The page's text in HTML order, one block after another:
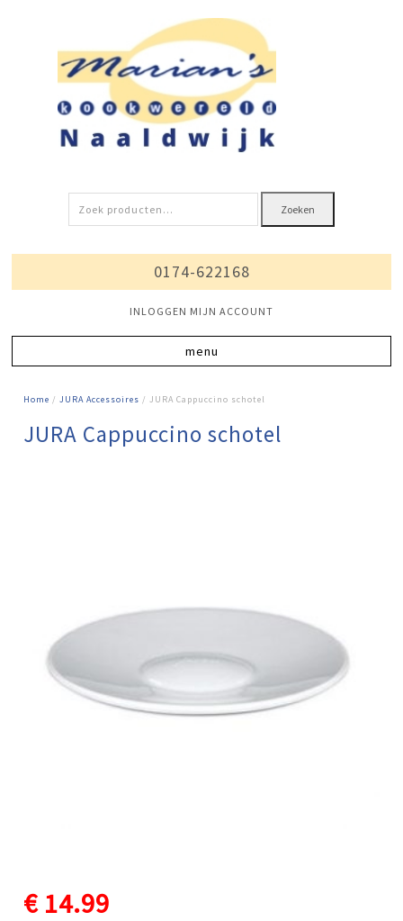
Zoeken
naar:
Zoeken
0174-622168
INLOGGEN MIJN ACCOUNT
Home /JURA Accessoires / JURA Cappuccino schotel
JURA Cappuccino schotel
€ 14.99